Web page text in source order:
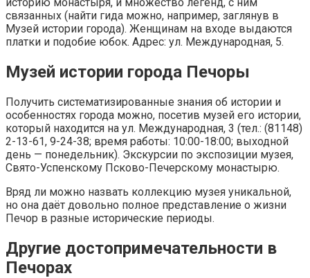
связанных (найти гида можно, например, заглянув в
Музей истории города). Женщинам на входе выдаются
платки и подобие юбок. Адрес: ул. Международная, 5.
Музей истории города Печоры
Получить систематизированные знания об истории и
особенностях города можно, посетив музей его истории,
который находится на ул. Международная, 3 (тел.: (81148)
2-13-61, 9-24-38; время работы: 10:00-18:00; выходной
день — понедельник). Экскурсии по экспозиции музея,
Свято-Успенскому Псково-Печерскому монастырю.
Вряд ли можно назвать коллекцию музея уникальной,
но она даёт довольно полное представление о жизни
Печор в разные исторические периоды.
Другие достопримечательности в
Печорах